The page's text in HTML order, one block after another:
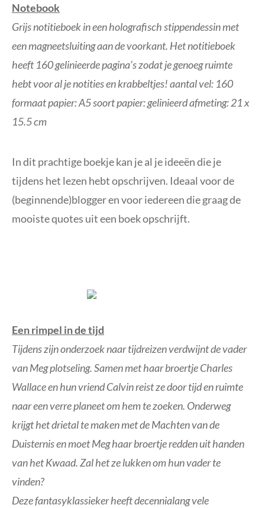
Notebook
Grijs notitieboek in een holografisch stippendessin met
een magneetsluiting aan de voorkant. Het notitieboek
heeft 160 gelinieerde pagina’s zodat je genoeg ruimte
hebt voor al je notities en krabbeltjes! aantal vel: 160
formaat papier: A5 soort papier: gelinieerd afmeting: 21 x
15.5 cm
In dit prachtige boekje kan je al je ideeën die je
tijdens het lezen hebt opschrijven. Ideaal voor de
(beginnende)blogger en voor iedereen die graag de
mooiste quotes uit een boek opschrijft.
Een rimpel in de tijd
Tijdens zijn onderzoek naar tijdreizen verdwijnt de vader
van Meg plotseling. Samen met haar broertje Charles
Wallace en hun vriend Calvin reist ze door tijd en ruimte
naar een verre planeet om hem te zoeken. Onderweg
krijgt het drietal te maken met de Machten van de
Duisternis en moet Meg haar broertje redden uit handen
van het Kwaad. Zal het ze lukken om hun vader te
vinden?
Deze fantasyklassieker heeft decennialang vele